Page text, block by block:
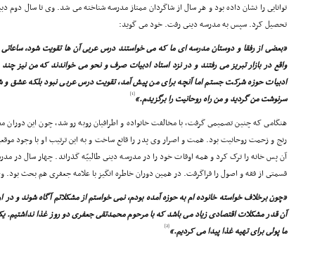
توانایى را نشان داده بود و هر سال از شاگردان ممتاز مدرسه شناخته مى شد. وى تا سال
تحصیل کرد. سپس به مدرسه دینى رفت. خود مى گوید:
«بعضى از رفقا و دوستان مدرسه اى ما که مى خواستند درس عربى آن ها تقویت شود، ساعاتى
واقع در بازار تبریز مى رفتند و در نزد استاد ادبیات صرف و نحو مى خواندند که من نیز
ادبیات حوزه شرکت جستم اما آنچه براى من پیش آمد، تقویت درس عربى نبود بلکه عشق و
سرنوشت من گردید و من راه روحانیت را برگزیدم.»[1]
هنگامى که چنین تصمیمى گرفت، با مخالفت خانواده و اطرافیان روبه رو شد، چون این
رنج و زحمت روحانیت بود. همت و اصرار وى پدر را قانع ساخت و به این ترتیب او با وجود
آن پس خانه را ترک کرد و همه اوقات خود را در مدرسه دینى طالبیّه گذراند. چهار سال در
قسمتى از فقه و اصول را فراگرفت. در همین دوران خاطره انگیز با علامه جعفرى هم بحث
«چون برخلاف خواسته خانوده ام به حوزه آمده بودم، نمى خواستم از مشکلاتم آگاه شوند و در
آن قدر مشکلات اقتصادى زیاد مى باشد که با مرحوم محمدتقى جعفرى دو روز غذا نداشتیم.
ما پولى براى تهیه غذا پیدا مى کردیم.»[2]